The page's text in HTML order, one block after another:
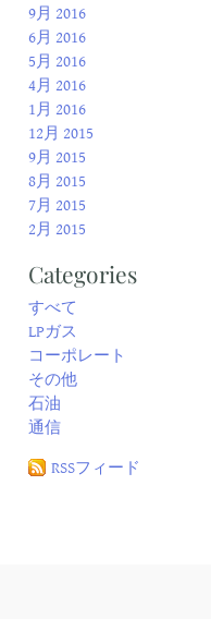
9月 2016
6月 2016
5月 2016
4月 2016
1月 2016
12月 2015
9月 2015
8月 2015
7月 2015
2月 2015
Categories
すべて
LPガス
コーポレート
その他
石油
通信
RSSフィード